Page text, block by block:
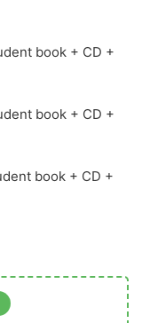
book + CD +
book + CD +
book + CD +